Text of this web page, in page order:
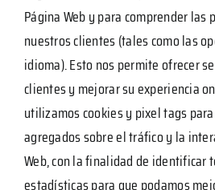
Página Web y para comprender las
nuestros clientes (tales como las
idioma). Esto nos permite ofrecer
clientes y mejorar su experiencia
utilizamos cookies y pixel tags
agregados sobre el tráfico y la
Web, con la finalidad de identificar
estadísticas para que podamos